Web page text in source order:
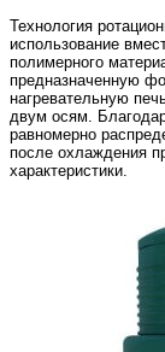
Технология
использование
полимерного
предназначенную
нагревательную
двум осям.
равномерно
после охлаждения
характеристики.